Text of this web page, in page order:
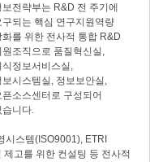
보전략부는 R&D 전 주기에
구되는 핵심 연구지원역량
화를 위한 전사적 통합 R&D
원조직으로 품질혁신실,
식정보서비스실,
보시스템실, 정보보안실,
픈소스센터로 구성되어
습니다.
스템(ISO9001), ETRI
고를 위한 컨설팅 등 전사적